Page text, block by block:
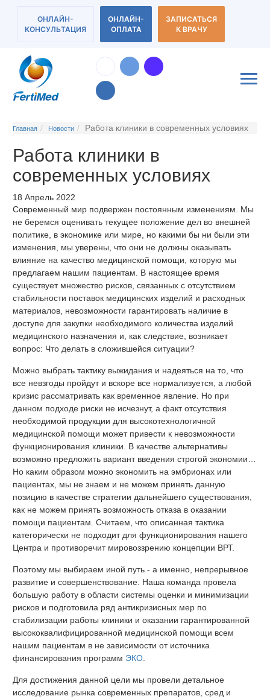
ОНЛАЙН-
КОНСУЛЬТАЦИЯ
ОНЛАЙН-
ОПЛАТА
ЗАПИСАТЬСЯ
К ВРАЧУ
Главная Новости Работа клиники в современных условиях
Работа клиники в
современных условиях
18 Апрель 2022
Современный мир подвержен постоянным изменениям. Мы
не беремся оценивать текущее положение дел во внешней
политике, в экономике или мире, но какими бы ни были эти
изменения, мы уверены, что они не должны оказывать
влияние на качество медицинской помощи, которую мы
предлагаем нашим пациентам. В настоящее время
существует множество рисков, связанных с отсутствием
стабильности поставок медицинских изделий и расходных
материалов, невозможности гарантировать наличие в
доступе для закупки необходимого количества изделий
медицинского назначения и, как следствие, возникает
вопрос: Что делать в сложившейся ситуации?
Можно выбрать тактику выжидания и надеяться на то, что
все невзгоды пройдут и вскоре все нормализуется, а любой
кризис рассматривать как временное явление. Но при
данном подходе риски не исчезнут, а факт отсутствия
необходимой продукции для высокотехнологичной
медицинской помощи может привести к невозможности
функционирования клиники. В качестве альтернативы
возможно предложить вариант введения строгой экономии…
Но каким образом можно экономить на эмбрионах или
пациентах, мы не знаем и не можем принять данную
позицию в качестве стратегии дальнейшего существования,
как не можем принять возможность отказа в оказании
помощи пациентам. Считаем, что описанная тактика
категорически не подходит для функционирования нашего
Центра и противоречит мировоззрению концепции ВРТ.
Поэтому мы выбираем иной путь - а именно, непрерывное
развитие и совершенствование. Наша команда провела
большую работу в области системы оценки и минимизации
рисков и подготовила ряд антикризисных мер по
стабилизации работы клиники и оказании гарантированной
высококвалифицированной медицинской помощи всем
нашим пациентам в не зависимости от источника
финансирования программ ЭКО
Для достижения данной цели мы провели детальное
исследование рынка современных препаратов, сред и